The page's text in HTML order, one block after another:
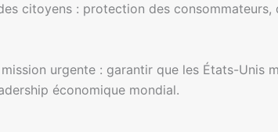
citoyens : protection des
urgente : garantir que les États-Unis
économique mondial.